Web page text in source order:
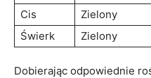
Cis Zielony
Świerk
Zielony
Dobierając odpowiednie